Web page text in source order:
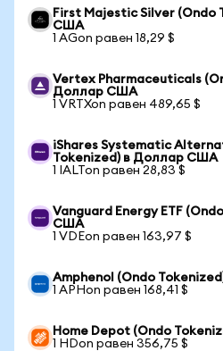
First Majestic Silver (Ondo
США
1 AGon равен 18,29 $
Vertex Pharmaceuticals
Доллар США
1 VRTXon равен 489,65 $
iShares Systematic
Tokenized) в Доллар США
1 IALTon равен 28,83 $
Vanguard Energy ETF
США
1 VDEon равен 163,97 $
Amphenol (Ondo
1 APHon равен 168,41 $
Home Depot (Ondo
1 HDon равен 356,75 $